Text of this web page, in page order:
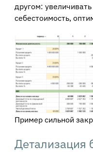
другом:
себестоимость,
Пример сильной
Детализация